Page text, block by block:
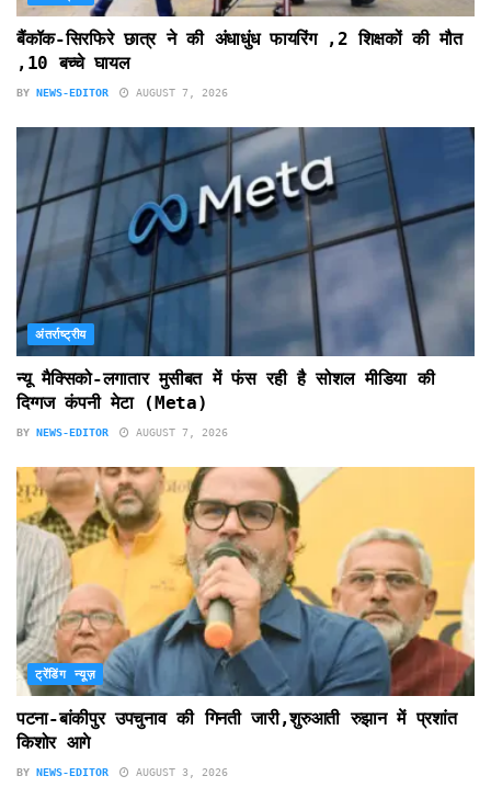
बैंकॉक-सिरफिरे छात्र ने की अंधाधुंध फायरिंग ,2 शिक्षकों की मौत
,10 बच्चे घायल
BY NEWS-EDITOR AUGUST 7, 2026
अंतर्राष्ट्रीय
न्यू मैक्सिको-लगातार मुसीबत में फंस रही है सोशल मीडिया की
दिग्गज कंपनी मेटा (Meta)
BY NEWS-EDITOR AUGUST 7, 2026
ट्रेंडिंग न्यूज़
पटना-बांकीपुर उपचुनाव की गिनती जारी,शुरुआती रुझान में प्रशांत
किशोर आगे
BY NEWS-EDITOR AUGUST 3, 2026